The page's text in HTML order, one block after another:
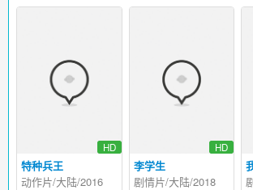
特种兵王
HD
动作片/大陆/2016
李学生
HD
剧情片/大陆/2018